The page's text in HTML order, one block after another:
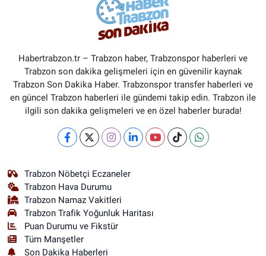
Habertrabzon.tr – Trabzon haber, Trabzonspor haberleri ve
Trabzon son dakika gelişmeleri için en güvenilir kaynak
Trabzon Son Dakika Haber. Trabzonspor transfer haberleri ve
en güncel Trabzon haberleri ile gündemi takip edin. Trabzon ile
ilgili son dakika gelişmeleri ve en özel haberler burada!
Trabzon Nöbetçi Eczaneler
Trabzon Hava Durumu
Trabzon Namaz Vakitleri
Trabzon Trafik Yoğunluk Haritası
Puan Durumu ve Fikstür
Tüm Manşetler
Son Dakika Haberleri